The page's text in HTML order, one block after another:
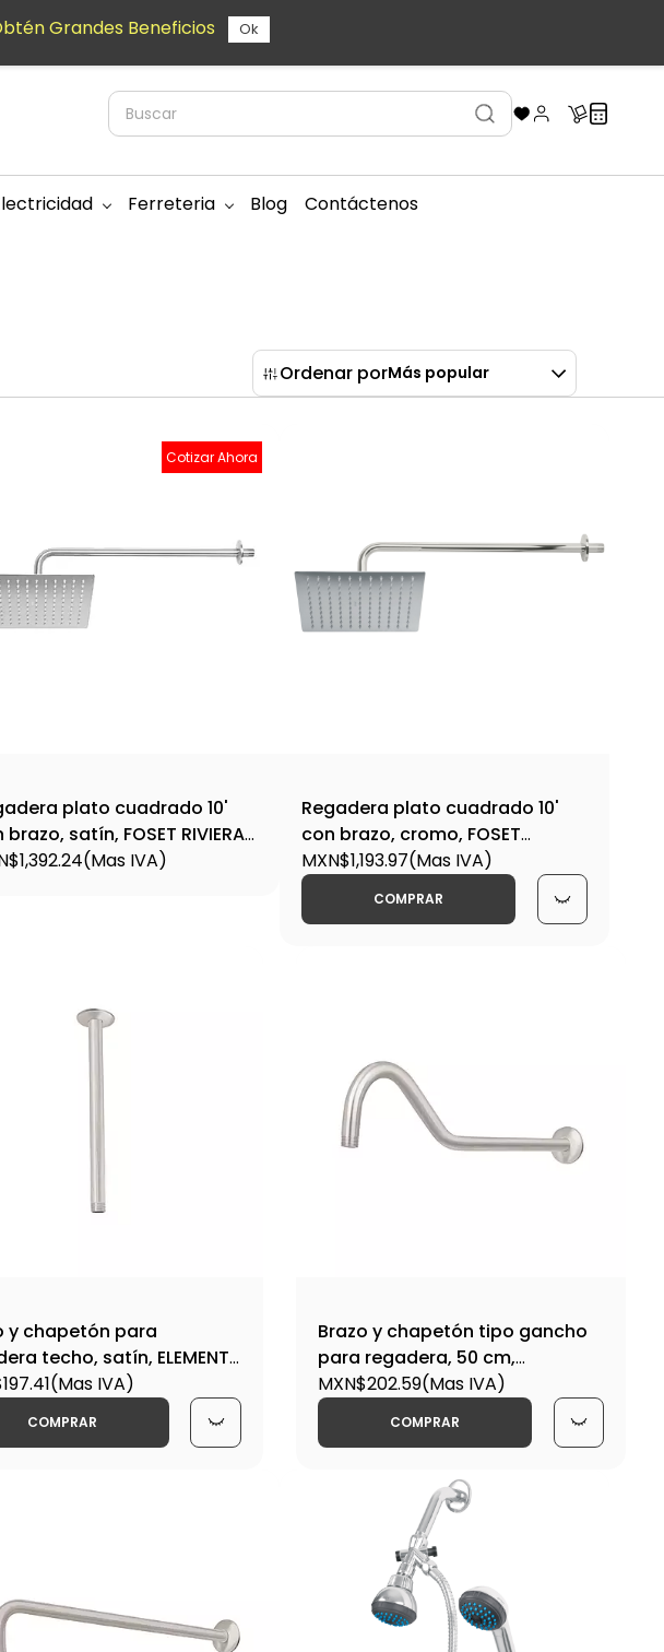
Ferreteria Blog Contáctenos
Ordenar porMás popular
Cotizar Ahora
plato cuadrado 10'
brazo, satín, FOSET RIVIERA-
/ 45774(Mas IVA)
Regadera plato cuadrado 10'
con brazo, cromo, FOSET
RIVIERA-R-310 / 45773
MXN$1,193.97(Mas IVA)
COMPRAR
y chapetón para
techo, satín, ELEMENT-
/ 45589
(Mas IVA)
COMPRAR
Brazo y chapetón tipo gancho
para regadera, 50 cm,
satinado-BCH-720N / 44509
MXN$202.59(Mas IVA)
COMPRAR
Grandes Beneficios Ok